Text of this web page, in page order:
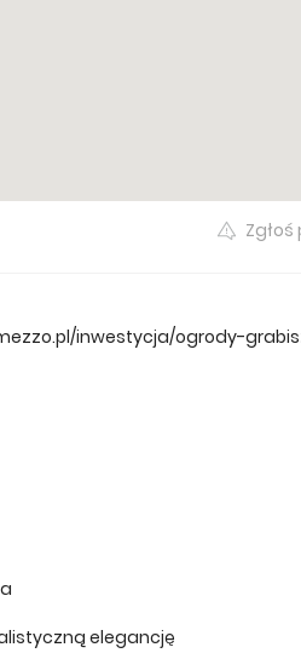
inwestycja/ogrody-
elegancję